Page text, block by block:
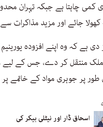
کمی چاہتا ہے جبکہ
کھولا جائے اور مزید مذاکرات
دی ہے کہ وہ اپنے افزودہ
منتقل کر دے، جس کے لیے
طور پر جوہری مواد کے خاتمے
اسحاق ڈار اور نیٹلی بیکر کی